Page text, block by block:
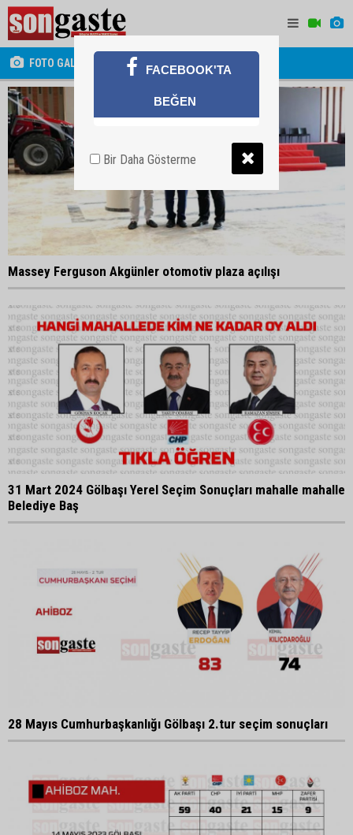
FOTO GALERİ
Massey Ferguson Akgünler otomotiv plaza açılışı
31 Mart 2024 Gölbaşı Yerel Seçim Sonuçları mahalle mahalle
Belediye Baş
28 Mayıs Cumhurbaşkanlığı Gölbaşı 2.tur seçim sonuçları
FACEBOOK'TA
BEĞEN
Bir Daha Gösterme